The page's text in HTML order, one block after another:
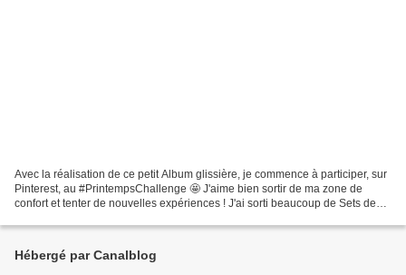
Avec la réalisation de ce petit Album glissière, je commence à participer, sur
Pinterest, au #PrintempsChallenge 🤩 J'aime bien sortir de ma zone de
confort et tenter de nouvelles expériences ! J'ai sorti beaucoup de Sets de
Hébergé par Canalblog